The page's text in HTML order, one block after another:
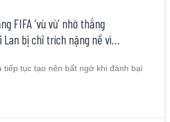
FIFA ‘vù vù’ nhờ thắng
Lan bị chỉ trích nặng nề vì…
tiếp tục tạo nên bất ngờ khi đánh bại